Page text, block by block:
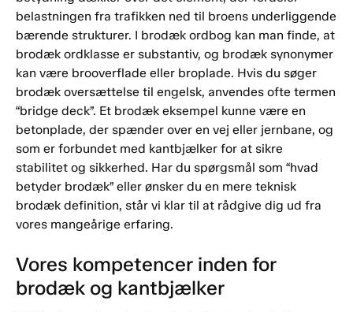
belastningen fra trafikken ned til broens underliggende
bærende strukturer. I brodæk ordbog kan man finde, at
brodæk ordklasse er substantiv, og brodæk synonymer
kan være brooverflade eller broplade. Hvis du søger
brodæk oversættelse til engelsk, anvendes ofte termen
“bridge deck”. Et brodæk eksempel kunne være en
betonplade, der spænder over en vej eller jernbane, og
som er forbundet med kantbjælker for at sikre
stabilitet og sikkerhed. Har du spørgsmål som “hvad
betyder brodæk” eller ønsker du en mere teknisk
brodæk definition, står vi klar til at rådgive dig ud fra
vores mangeårige erfaring.
Vores kompetencer inden for
brodæk og kantbjælker